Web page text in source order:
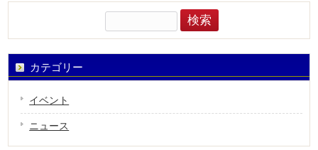
検
索:
カテゴリー
イベント
ニュース